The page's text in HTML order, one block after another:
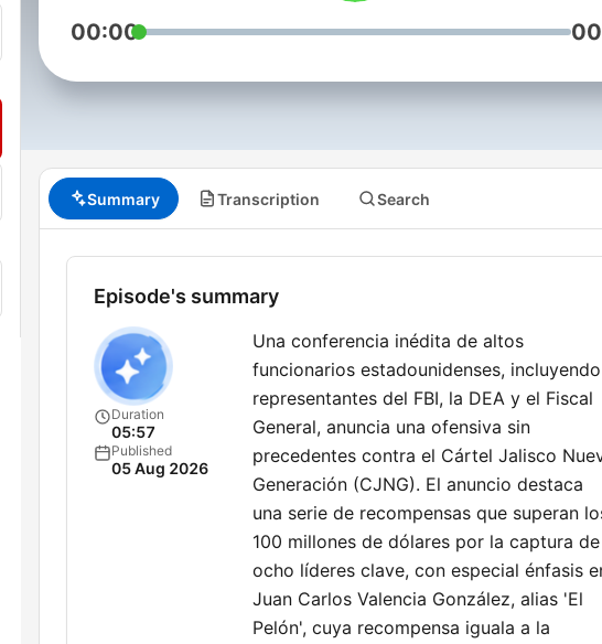
00:00
Summary Transcription Search
Episode's summary
Duration
05:57
Published
05 Aug 2026
Una conferencia inédita de altos
funcionarios estadounidenses, incluyendo
representantes del FBI, la DEA y el Fiscal
General, anuncia una ofensiva sin
precedentes contra el Cártel Jalisco
Generación (CJNG). El anuncio destaca
una serie de recompensas que superan
100 millones de dólares por la captura de
ocho líderes clave, con especial énfasis
Juan Carlos Valencia González, alias 'El
Pelón', cuya recompensa iguala a la